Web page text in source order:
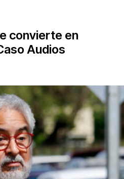
convierte en
Audios